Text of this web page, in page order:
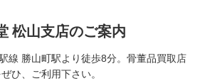
松山支店のご案内
線 勝山町駅より徒歩8分。骨董品買取店
ひ、ご利用下さい。